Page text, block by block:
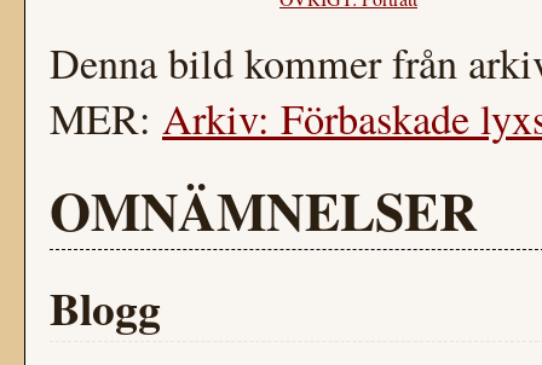
Denna bild kommer från
MER: Arkiv: Förbaskade
OMNÄMNELSER
Blogg